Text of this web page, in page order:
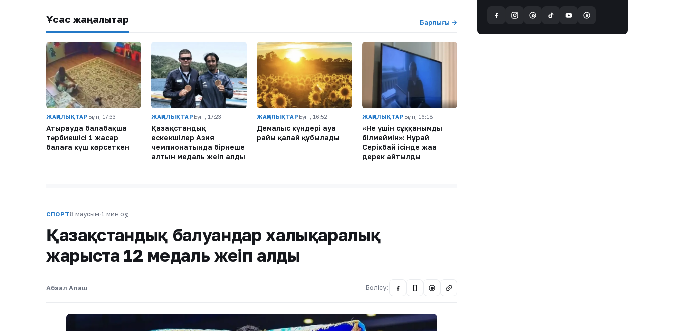
Ұқсас жаңалықтар Барлығы →
ЖАҢАЛЫҚТАР Бүгін, 17:33
Атырауда балабақша
тәрбиешісі 1 жасар
балаға күш көрсеткен
ЖАҢАЛЫҚТАР Бүгін, 17:23
Қазақстандық
ескекшілер Азия
чемпионатында бірнеше
алтын медаль жеңіп алды
ЖАҢАЛЫҚТАР Бүгін, 16:52
Демалыс күндері ауа
райы қалай құбылады
ЖАҢАЛЫҚТАР Бүгін, 16:18
«Не үшін сұққанымды
білмеймін»: Нұрай
Серікбай ісінде жаңа
дерек айтылды
СПОРТ 8 маусым·1 мин оқу
Қазақстандық балуандар халықаралық
жарыста 12 медаль жеңіп алды
Абзал Алаш Бөлісу: @
@ a